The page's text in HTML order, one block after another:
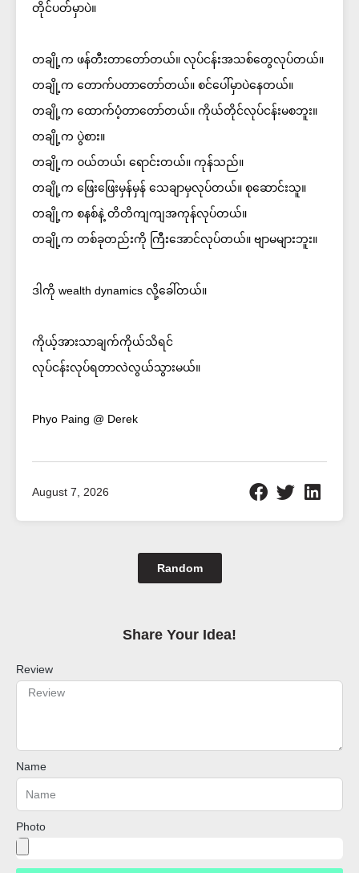
တိုင်ပတ်မှာပဲ။
တချို့က ဖန်တီးတာတော်တယ်။ လုပ်ငန်းအသစ်တွေလုပ်တယ်။
တချို့က တောက်ပတာတော်တယ်။ စင်ပေါ်မှာပဲနေတယ်။
တချို့က ထောက်ပံ့တာတော်တယ်။ ကိုယ်တိုင်လုပ်ငန်းမစဘူး။
တချို့က ပွဲစား။
တချို့က ဝယ်တယ်၊ ရောင်းတယ်။ ကုန်သည်။
တချို့က ဖြေးဖြေးမှန်မှန် သေချာမှလုပ်တယ်။ စုဆောင်းသူ။
တချို့က စနစ်နဲ့ တိတိကျကျအကုန်လုပ်တယ်။
တချို့က တစ်ခုတည်းကို ကြီးအောင်လုပ်တယ်။ ဗျာမများဘူး။
ဒါကို wealth dynamics လို့ခေါ်တယ်။
ကိုယ့်အားသာချက်ကိုယ်သိရင်
လုပ်ငန်းလုပ်ရတာလဲလွယ်သွားမယ်။
Phyo Paing @ Derek
August 7, 2026
Random
Share Your Idea!​
Review
Name
Photo